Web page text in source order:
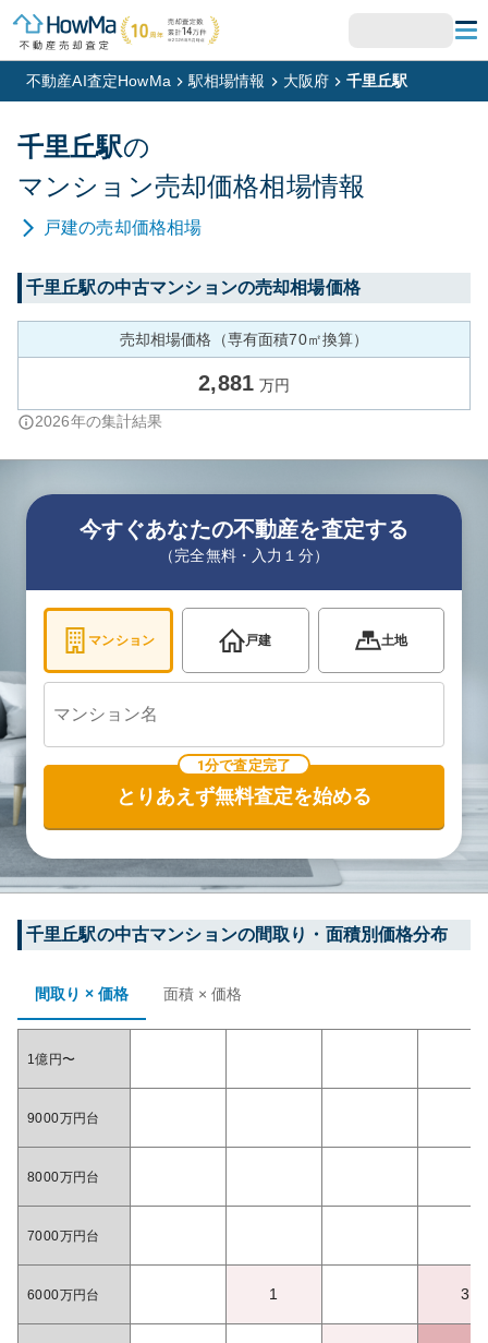
不動産AI査定HowMa 駅相場情報 大阪府 千里丘駅
千里丘駅の
マンション売却価格相場情報
戸建の売却価格相場
千里丘駅の中古マンションの売却相場価格
売却相場価格（専有面積70㎡換算）
2,881 万円
2026年の集計結果
今すぐあなたの不動産を査定する
（完全無料・入力１分）
マンション 戸建 土地
1分で査定完了
とりあえず無料査定を始める
千里丘駅の中古マンションの間取り・面積別価格分布
間取り × 価格 面積 × 価格
1億円〜
9000万円台
8000万円台
7000万円台
6000万円台 1 3